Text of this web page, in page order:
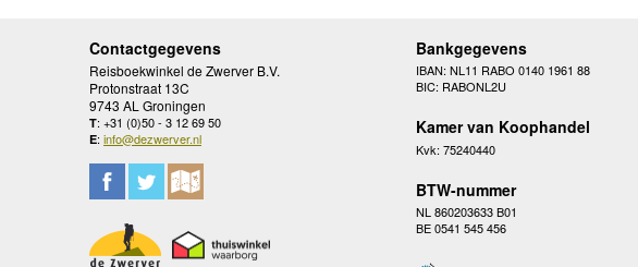
Contactgegevens
Reisboekwinkel de Zwerver B.V.
Protonstraat 13C
9743 AL Groningen
T: +31 (0)50 - 3 12 69 50
E: info@dezwerver.nl
Bankgegevens
IBAN: NL11 RABO 0140 1961 88
BIC: RABONL2U
Kamer van Koophandel
Kvk: 75240440
BTW-nummer
NL 860203633 B01
BE 0541 545 456